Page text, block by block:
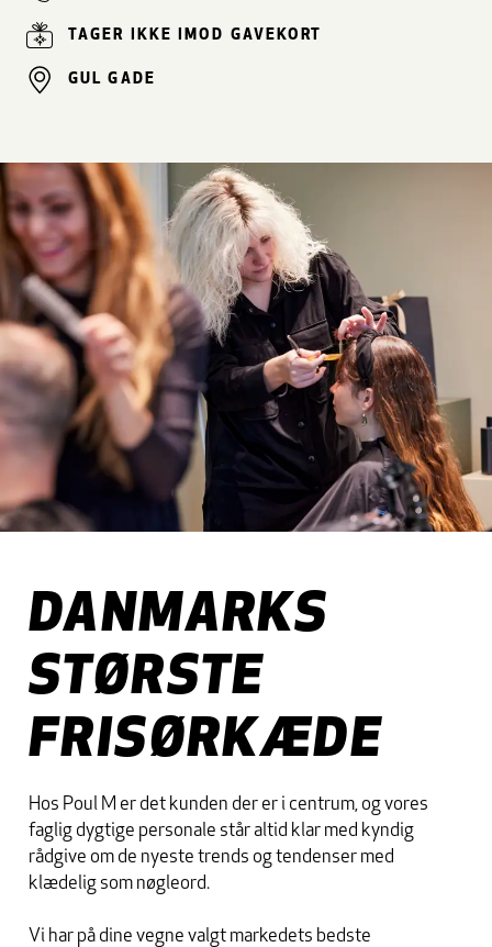
TAGER IKKE IMOD GAVEKORT
GUL GADE
DANMARKS
STØRSTE
FRISØRKÆDE
Hos Poul M er det kunden der er i centrum, og vores
faglig dygtige personale står altid klar med kyndig
rådgive om de nyeste trends og tendenser med
klædelig som nøgleord.
Vi har på dine vegne valgt markedets bedste